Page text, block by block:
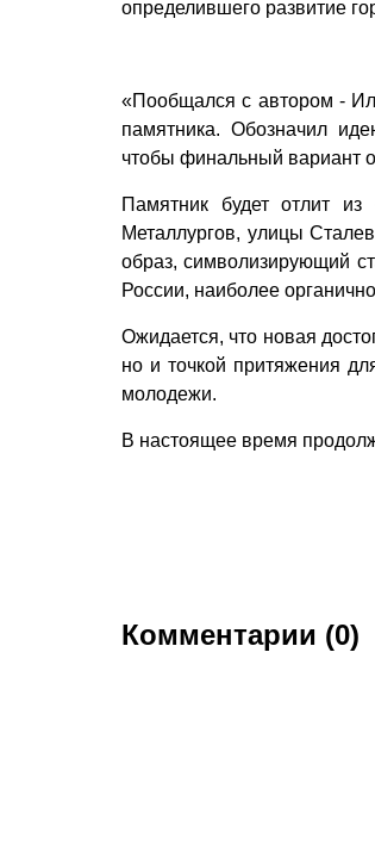
определившего развитие
«Пообщался с автором -
памятника. Обозначил
чтобы финальный вариант
Памятник будет отлит
Металлургов, улицы
образ, символизирующий
России, наиболее
Ожидается, что новая
но и точкой притяжения
молодежи.
В настоящее время
Комментарии (0)